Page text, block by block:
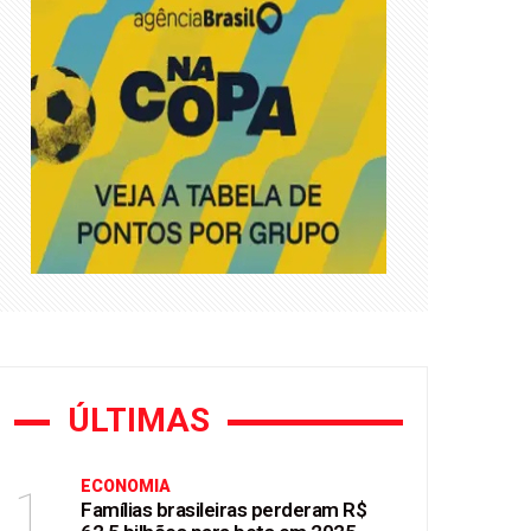
ÚLTIMAS
1 ECONOMIA
Famílias brasileiras perderam R$